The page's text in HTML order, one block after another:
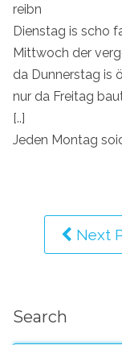
reibn
Dienstag is scho
Mittwoch der
da Dunnerstag is
nur da Freitag
[..]
Jeden Montag
Next
Search